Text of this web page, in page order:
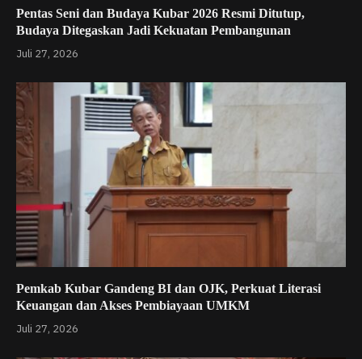
Pentas Seni dan Budaya Kubar 2026 Resmi Ditutup,
Budaya Ditegaskan Jadi Kekuatan Pembangunan
Juli 27, 2026
Pemkab Kubar Gandeng BI dan OJK, Perkuat Literasi
Keuangan dan Akses Pembiayaan UMKM
Juli 27, 2026